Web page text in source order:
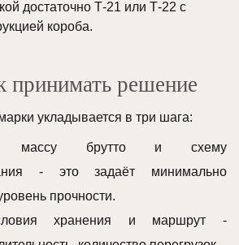
достаточно Т-21 или Т-22 с
короба.
принимать решение
укладывается в три шага:
массу брутто и схему
- это задаёт минимально
прочности.
хранения и маршрут -